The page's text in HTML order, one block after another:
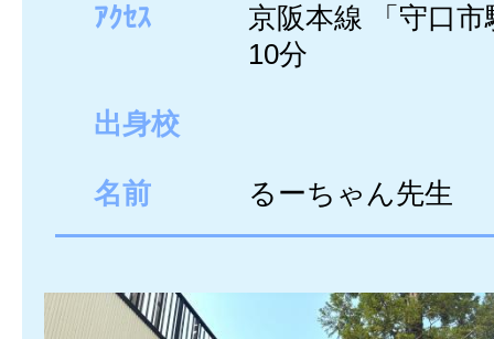
ｱｸｾｽ
京阪本線 「守口
10分
出身校
名前 るーちゃん先生